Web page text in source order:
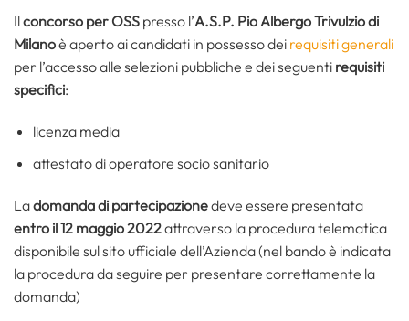
Ilconcorso per OSS presso l’A.S.P. Pio Albergo Trivulzio di
Milanoè aperto ai candidati in possesso dei requisiti generali
per l’accesso alle selezioni pubbliche e dei seguenti requisiti
specifici:
licenza media
attestato di operatore socio sanitario
Ladomanda di partecipazionedeve essere presentata
entro il 12 maggio 2022attraverso la procedura telematica
disponibile sul sito ufficiale dell’Azienda (nel bando è indicata
la procedura da seguire per presentare correttamente la
domanda)